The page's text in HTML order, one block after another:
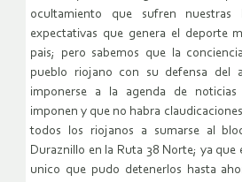
ocultamiento que sufren
expectativas que genera el deporte
pais; pero sabemos que la
pueblo riojano con su defensa del
imponerse a la agenda de noticias
imponen y que no habra
todos los riojanos a sumarse al
Duraznillo en la Ruta 38 Norte; ya que
unico que pudo detenerlos hasta